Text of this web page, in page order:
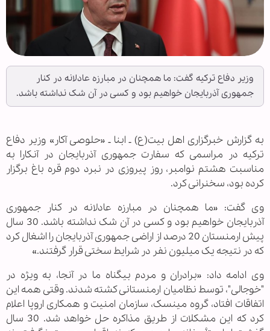
وزیر دفاع ترکیه گفت: ما همچنان در مبارزه عادلانه در کنار
جمهوری آذربایجان خواهیم بود و کسی در آن شک نداشته باشد.
به گزارش خبرگزاری اهل بیت(ع) ـ ابنا ـ «حلوصی آکار» وزیر دفاع
ترکیه در مراسمی که سفارت جمهوری آذربایجان در آنکارا به
مناسبت هشتم نوامبر، روز پیروزی در نبرد دوم قره باغ برگزار
کرده بود، سخنرانی کرد.
وی گفت: «ما همچنان در مبارزه عادلانه در کنار جمهوری
آذربایجان خواهیم بود و کسی در آن شک نداشته باشد. 30 سال
پیش ارمنستان 20 درصد از اراضی جمهوری آذربایجان را اشغال کرد
که در نتیجه یک میلیون نفر در شرایط سختی قرار گرفتند.»
وی ادامه داد: «برادران و مردم بیگناه ما در آنجا، به ویژه در
"خوجالی"، توسط نظامیان ارمنستانی کشته شدند. وقتی همه این
اتفاقات افتاد، گروه مینسک، سازمان امنیت و همکاری اروپا اعلام
کرد که این مشکلات از طریق مذاکره حل خواهد شد. 30 سال